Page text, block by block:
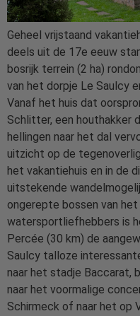
Geheel vrijstaand
deels uit de 17e eeuw
bosrijk terrein (2 ha)
van het dorpje Le Saulcy
Vanaf het huis dat
Schlitter, een houthakker
hellingen naar het dal
uitzicht op de
het vakantiehuis en in de
uitstekende
ongerepte bossen van
watersportliefhebbers is
Percée (30 km) de
Saulcy talloze
naar het stadje Baccarat,
naar het voormalige
Schirmeck of naar het op